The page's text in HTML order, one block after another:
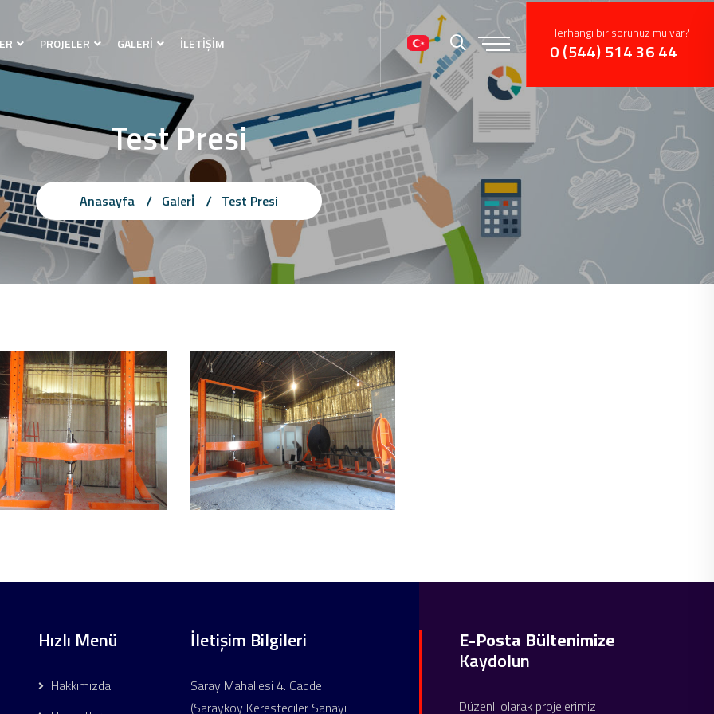
PROJELER GALERİ İLETİŞİM
Herhangi bir sorunuz mu var?
0 (544) 514 36 44
Test Presi
Anasayfa Galeri̇ Test Presi
Hızlı Menü
Hakkımızda
İletişim Bilgileri
Saray Mahallesi 4. Cadde
(Sarayköy Keresteciler Sanayi
E-Posta Bültenimize
Kaydolun
Düzenli olarak projelerimiz